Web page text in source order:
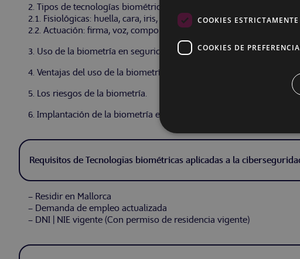
2. Tipos de tecnologías biométricas.
2.1. Fisiológicas: huella, cara, iris, vascular, retina.
2.2. Actuación: firma, voz, comportamiento.
3. Uso de la biometría en seguridad.
4. Ventajas del uso de la biometría y comparativa con otros
5. Los riesgos de la biometría.
6. Implantación de la biometría en la empresa.
Requisitos de Tecnologías biométricas aplicadas a la
– Residir en Mallorca
– Demanda de empleo actualizada
– DNI | NIE vigente (Con permiso de residencia vigente)
COOKIES
COOKIES DE